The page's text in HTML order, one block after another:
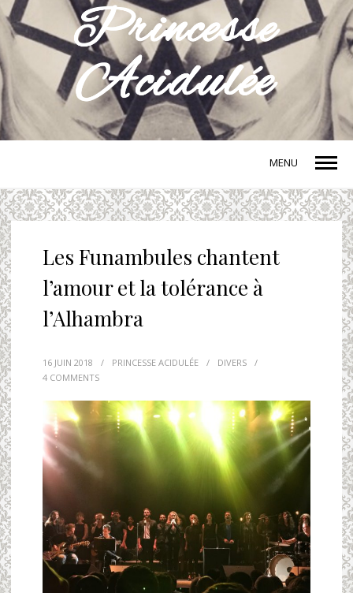
MENU
Les Funambules chantent
l’amour et la tolérance à
l’Alhambra
16 JUIN 2018 / PRINCESSE ACIDULÉE / DIVERS
/
4 COMMENTS